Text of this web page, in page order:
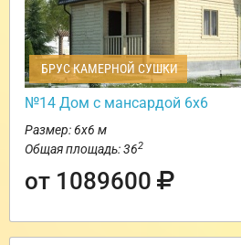
БРУС КАМЕРНОЙ СУШКИ
№14 Дом с мансардой 6х6
Размер: 6х6 м
Общая площадь: 362
от 1089600